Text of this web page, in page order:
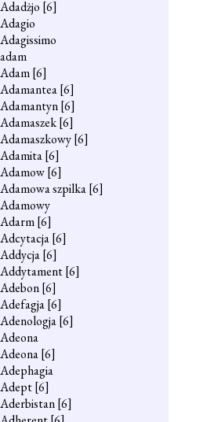
Adadżjo [6]
Adagio
Adagissimo
adam
Adam[6]
Adamantea[6]
Adamantyn[6]
Adamaszek[6]
Adamaszkowy[6]
Adamita[6]
Adamow[6]
Adamowa szpilka[6]
Adamowy
Adarm[6]
Adcytacja[6]
Addycja[6]
Addytament[6]
Adebon[6]
Adefagja[6]
Adenologja[6]
Adeona
Adeona[6]
Adephagia
Adept[6]
Aderbistan[6]